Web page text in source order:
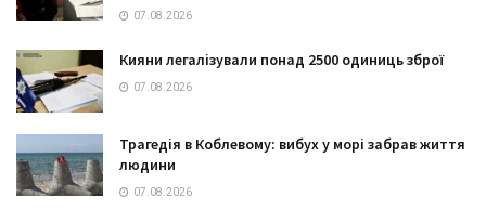
07.08.2026
Кияни легалізували понад 2500 одиниць зброї
07.08.2026
Трагедія в Коблевому: вибух у морі забрав життя
людини
07.08.2026